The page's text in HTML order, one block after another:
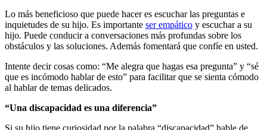
Lo más beneficioso que puede hacer es escuchar las preguntas e
inquietudes de su hijo. Es importante ser empático y escuchar a su
hijo. Puede conducir a conversaciones más profundas sobre los
obstáculos y las soluciones. Además fomentará que confíe en usted.
Intente decir cosas como: “Me alegra que hagas esa pregunta” y “sé
que es incómodo hablar de esto” para facilitar que se sienta cómodo
al hablar de temas delicados.
“Una discapacidad es una diferencia”